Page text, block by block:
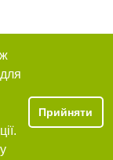
Прийняти